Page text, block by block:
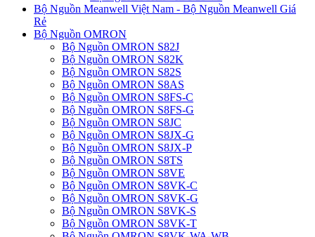
Bộ Nguồn Meanwell Việt Nam - Bộ Nguồn Meanwell Giá
Rẻ
Bộ Nguồn OMRON
Bộ Nguồn OMRON S82J
Bộ Nguồn OMRON S82K
Bộ Nguồn OMRON S82S
Bộ Nguồn OMRON S8AS
Bộ Nguồn OMRON S8FS-C
Bộ Nguồn OMRON S8FS-G
Bộ Nguồn OMRON S8JC
Bộ Nguồn OMRON S8JX-G
Bộ Nguồn OMRON S8JX-P
Bộ Nguồn OMRON S8TS
Bộ Nguồn OMRON S8VE
Bộ Nguồn OMRON S8VK-C
Bộ Nguồn OMRON S8VK-G
Bộ Nguồn OMRON S8VK-S
Bộ Nguồn OMRON S8VK-T